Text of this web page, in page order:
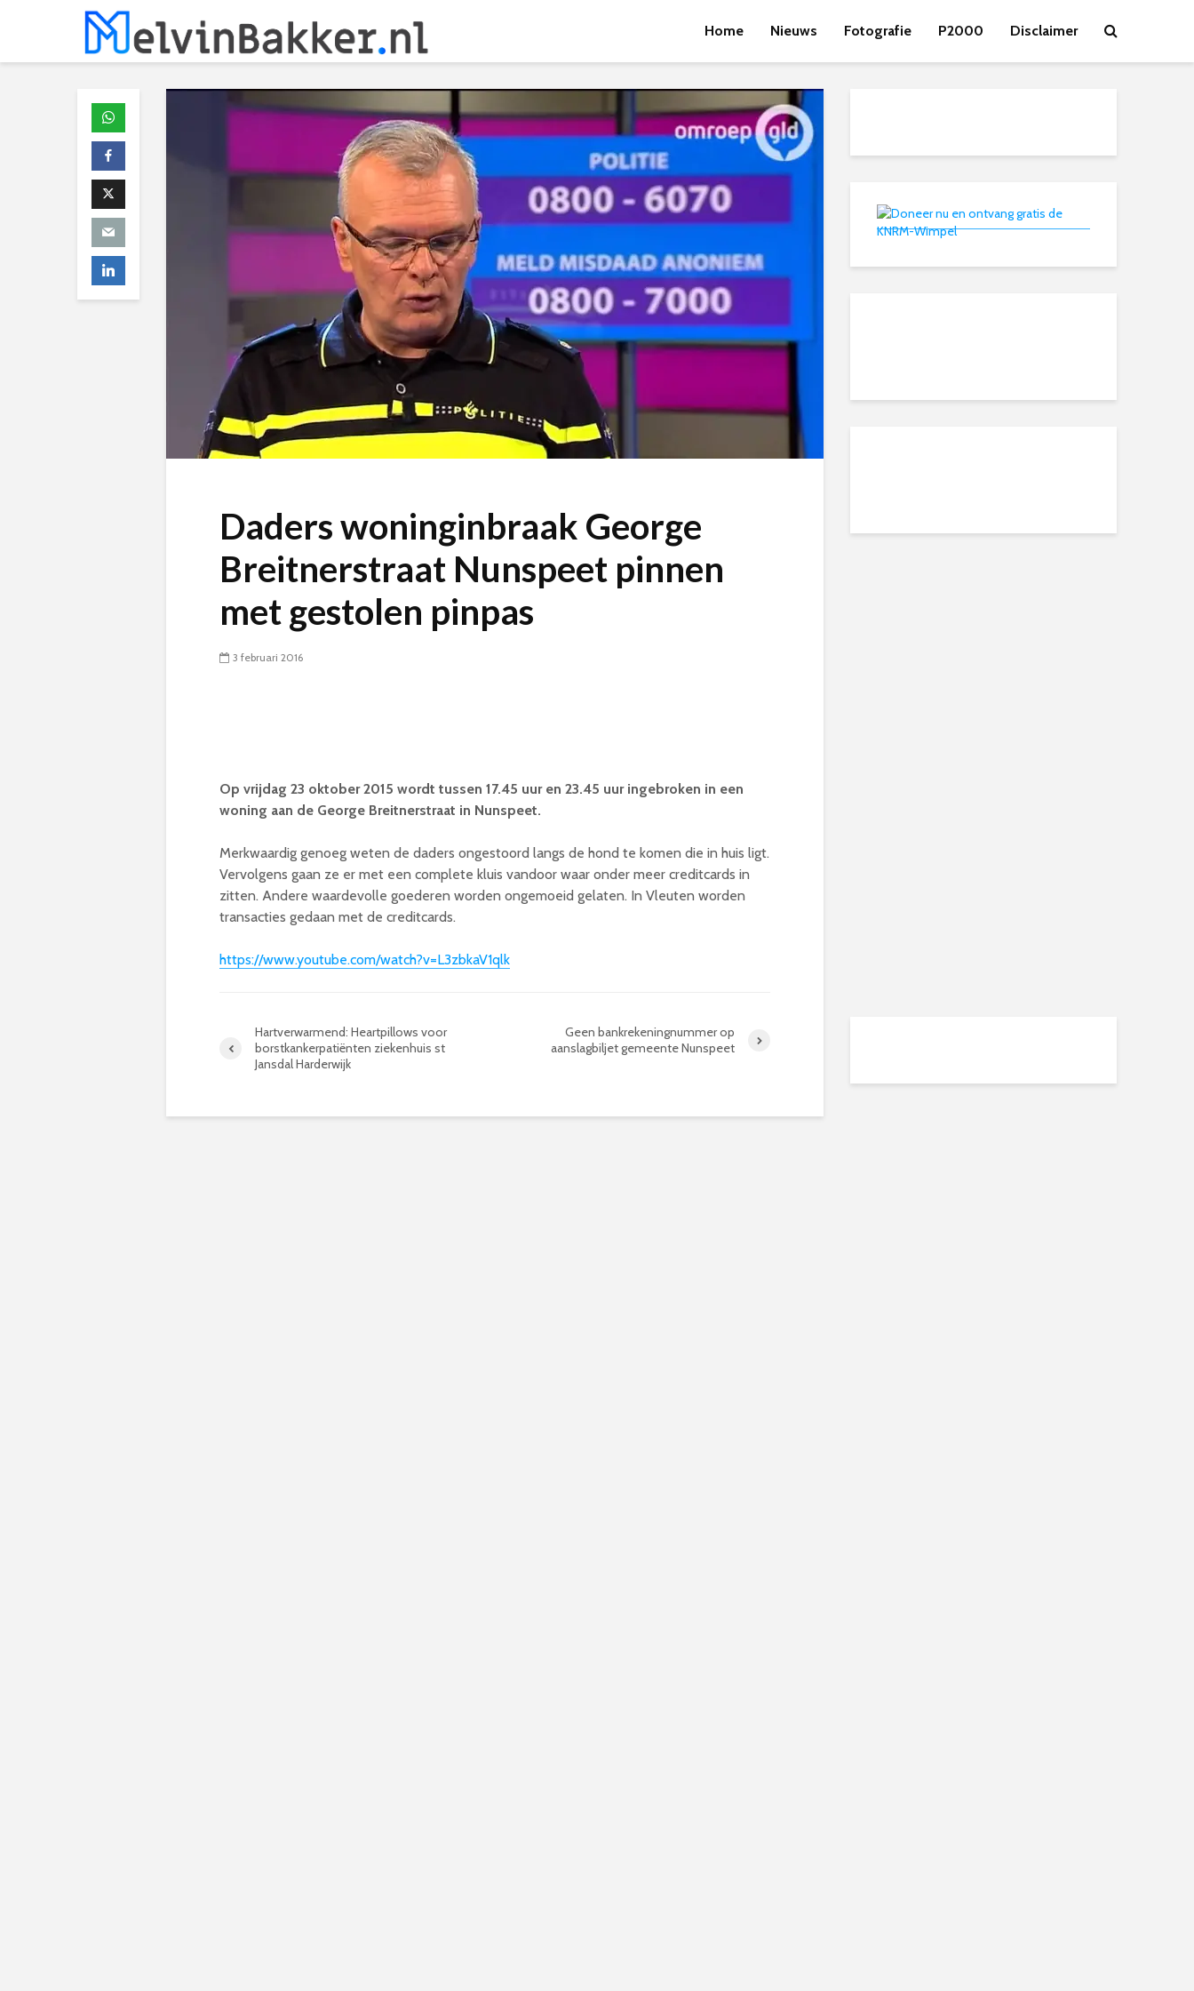
Home Nieuws Fotografie P2000 Disclaimer
Daders woninginbraak George
Breitnerstraat Nunspeet pinnen
met gestolen pinpas
3 februari 2016
Op vrijdag 23 oktober 2015 wordt tussen 17.45 uur en 23.45 uur ingebroken in een
woning aan de George Breitnerstraat in Nunspeet.
Merkwaardig genoeg weten de daders ongestoord langs de hond te komen die in huis ligt.
Vervolgens gaan ze er met een complete kluis vandoor waar onder meer creditcards in
zitten. Andere waardevolle goederen worden ongemoeid gelaten. In Vleuten worden
transacties gedaan met de creditcards.
https://www.youtube.com/watch?v=L3zbkaV1qlk
Hartverwarmend: Heartpillows voor
borstkankerpatiënten‏ ziekenhuis st
Jansdal Harderwijk
Geen bankrekeningnummer op
aanslagbiljet gemeente Nunspeet